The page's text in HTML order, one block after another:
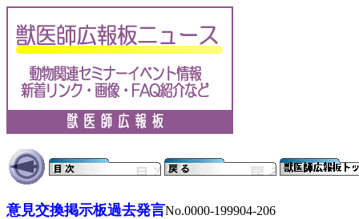
意見交換掲示板過去発言No.0000-199904-206